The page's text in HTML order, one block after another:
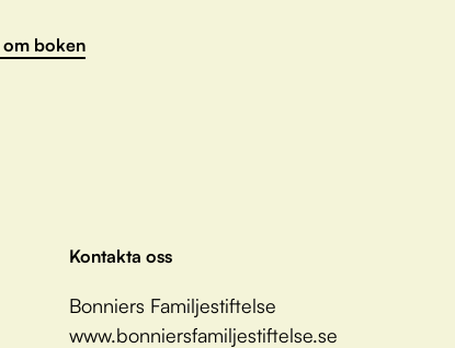
om boken
Kontakta oss
Bonniers Familjestiftelse
www.bonniersfamiljestiftelse.se